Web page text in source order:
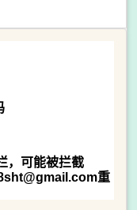
，可能被拦截
重